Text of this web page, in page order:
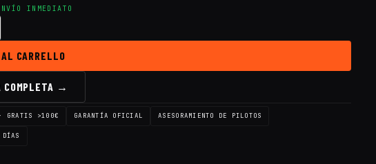
INMEDIATO
CARRELLO
COMPLETA →
GRATIS >100€ GARANTÍA OFICIAL ASESORAMIENTO DE PILOTOS
DÍAS